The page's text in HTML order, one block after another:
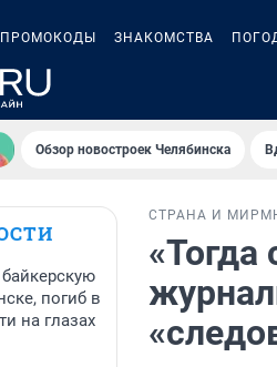
ПРОМОКОДЫ ЗНАКОМСТВА
Обзор новостроек Челябинска
погиб в
на глазах
СТРАНА И МИР
«Тогда